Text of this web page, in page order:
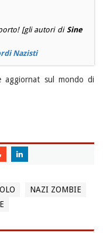
[gli autori diSine
Nazisti
aggiornat sul mondo di
NAZI ZOMBIE